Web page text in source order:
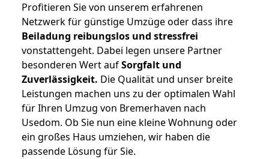
Profitieren Sie von unserem erfahrenen
Netzwerk für günstige Umzüge oder dass ihre
Beiladung reibungslos und stressfrei
vonstattengeht. Dabei legen unsere Partner
besonderen Wert aufSorgfalt und
Zuverlässigkeit. Die Qualität und unser breite
Leistungen machen uns zu der optimalen Wahl
für Ihren Umzug von Bremerhaven nach
Usedom. Ob Sie nun eine kleine Wohnung oder
ein großes Haus umziehen, wir haben die
passende Lösung für Sie.